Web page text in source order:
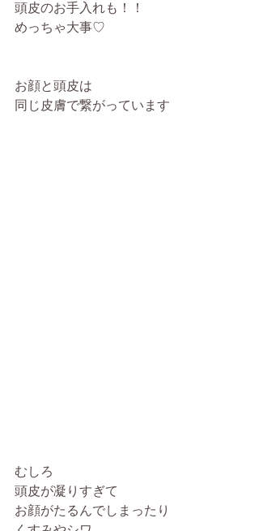
頭皮のお手入れも！！
めっちゃ大事♡
お顔と頭皮は
同じ皮膚で繋がっています
むしろ
頭皮が凝りすぎて
お顔がたるんでしまったり